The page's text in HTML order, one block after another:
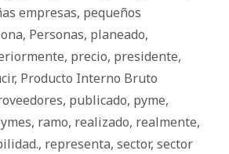
empresas, pequeños
, Personas, planeado,
, precio, presidente,
, Producto Interno Bruto
, publicado, pyme,
, ramo, realizado, realmente,
, representa, sector, sector